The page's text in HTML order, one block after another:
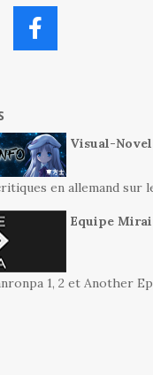
Visual-
en allemand sur
Equipe Mirai
1, 2 et Another